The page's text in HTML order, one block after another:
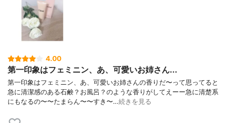
4.00
第一印象はフェミニン、あ、可愛いお姉さん...
第一印象はフェミニン、あ、可愛いお姉さんの香りだ〜って思ってると
急に清潔感のある石鹸？お風呂？のような香りがしてえーー急に清楚系
にもなるの〜〜たまらん〜〜すき〜…続きを見る